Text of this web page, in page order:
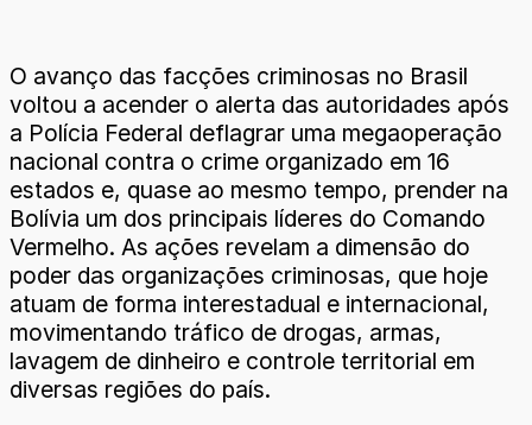
O avanço das facções criminosas no Brasil
voltou a acender o alerta das autoridades após
a Polícia Federal deflagrar uma megaoperação
nacional contra o crime organizado em 16
estados e, quase ao mesmo tempo, prender na
Bolívia um dos principais líderes do Comando
Vermelho. As ações revelam a dimensão do
poder das organizações criminosas, que hoje
atuam de forma interestadual e internacional,
movimentando tráfico de drogas, armas,
lavagem de dinheiro e controle territorial em
diversas regiões do país.